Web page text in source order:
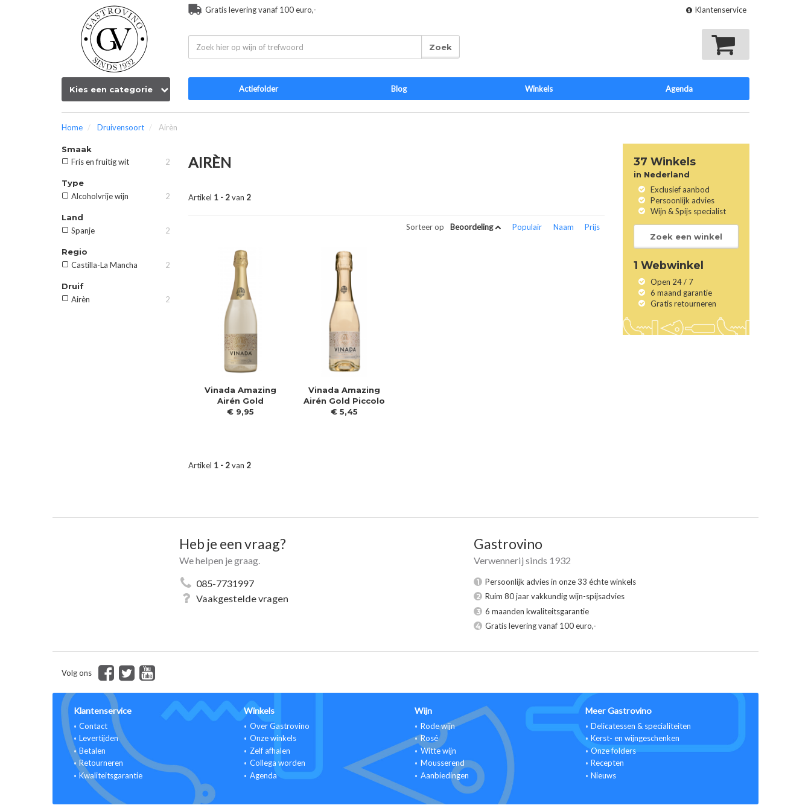
Gratis levering vanaf 100 euro,- Klantenservice
Zoek
Mijn winkelmand
Kies een categorie Actiefolder Blog Winkels Agenda
Home Druivensoort Airèn
Smaak
2
Fris en fruitig wit
Type
2
Alcoholvrije wijn
Land
2
Spanje
Regio
2
Castilla-La Mancha
Druif
2
Airèn
AIRÈN
Artikel 1 - 2van 2
Sorteer op Beoordeling Populair Naam Prijs
Vinada Amazing
Airén Gold
€ 9,95
Vinada Amazing
Airén Gold Piccolo
€ 5,45
Artikel 1 - 2van 2
37 Winkels
in Nederland
Exclusief aanbod
Persoonlijk advies
Wijn & Spijs specialist
Zoek een winkel
1 Webwinkel
Open 24 / 7
6 maand garantie
Gratis retourneren
Heb je een vraag?
We helpen je graag.
085-7731997
Vaakgestelde vragen
Gastrovino
Verwennerij sinds 1932
1 Persoonlijk advies in onze 33 échte winkels
2 Ruim 80 jaar vakkundig wijn-spijsadvies
3 6 maanden kwaliteitsgarantie
4 Gratis levering vanaf 100 euro,-
Volg ons
Klantenservice
Contact
Levertijden
Betalen
Retourneren
Kwaliteitsgarantie
Winkels
Over Gastrovino
Onze winkels
Zelf afhalen
Collega worden
Agenda
Wijn
Rode wijn
Rosé
Witte wijn
Mousserend
Aanbiedingen
Meer Gastrovino
Delicatessen & specialiteiten
Kerst- en wijngeschenken
Onze folders
Recepten
Nieuws